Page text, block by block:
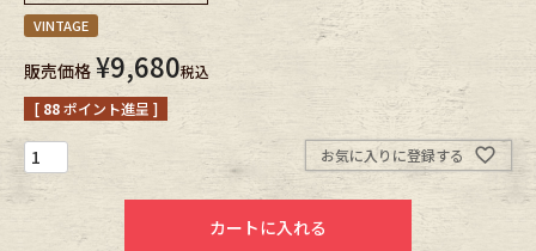
Tops Bottoms
Outer
VINTAGE
販売価格 ¥9,680税込
[ 88ポイント進呈 ]
お気に入りに登録する
カートに入れる